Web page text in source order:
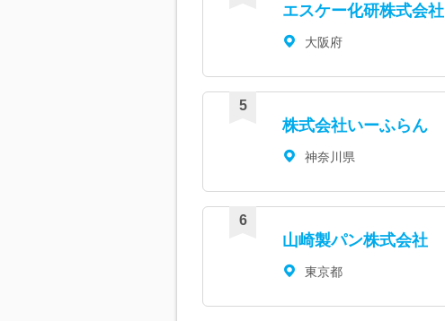
エスケー化研株式会社
大阪府
株式会社いーふらん
神奈川県
山崎製パン株式会社
東京都